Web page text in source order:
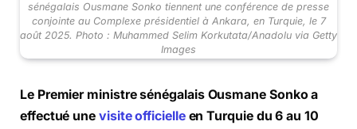
sénégalais Ousmane Sonko tiennent une conférence de presse
conjointe au Complexe présidentiel à Ankara, en Turquie, le 7
août 2025. Photo : Muhammed Selim Korkutata/Anadolu via Getty
Images
Le Premier ministre sénégalais Ousmane Sonko a
effectué une visite officielleen Turquie du 6 au 10